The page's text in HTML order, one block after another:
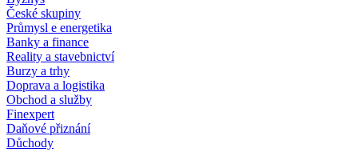
České skupiny
Průmysl e energetika
Banky a finance
Reality a stavebnictví
Burzy a trhy
Doprava a logistika
Obchod a služby
Finexpert
Daňové přiznání
Důchody